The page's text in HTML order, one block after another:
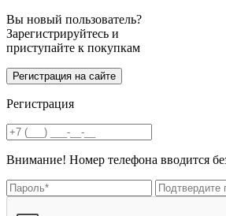
Вы новый пользователь?
Зарегистрируйтесь и
приступайте к покупкам
Регистрация
Внимание! Номер телефона вводится